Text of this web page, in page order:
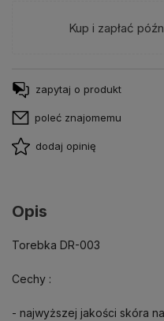
Kup i zapłać
zapytaj o produkt
poleć znajomemu
dodaj opinię
Opis
Torebka DR-003
Cechy :
- najwyższej jakości skóra